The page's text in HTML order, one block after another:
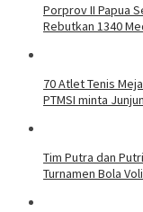
Porprov II Papua
Rebutkan 1340
70 Atlet Tenis
PTMSI minta
Tim Putra dan
Turnamen Bola